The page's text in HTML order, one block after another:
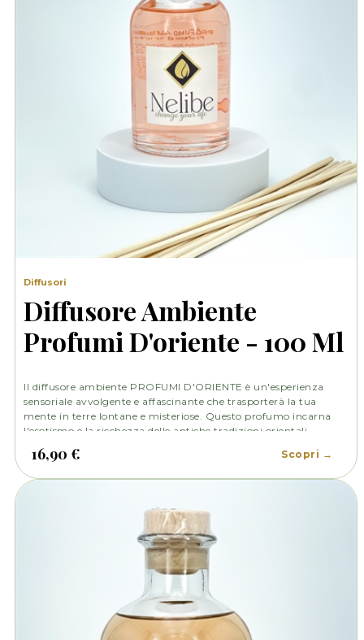
Diffusori
Diffusore Ambiente
Profumi D'oriente - 100 Ml
Il diffusore ambiente PROFUMI D'ORIENTE è un'esperienza
sensoriale avvolgente e affascinante che trasporterà la tua
mente in terre lontane e misteriose. Questo profumo incarna
l'esotismo e la ricchezza delle antiche tradizioni orientali,
16,90 € Scopri →